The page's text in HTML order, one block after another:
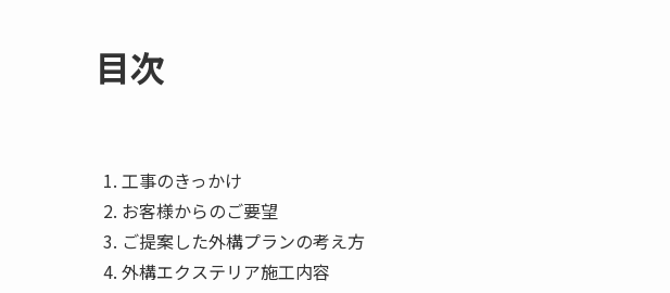
目次
工事のきっかけ
お客様からのご要望
ご提案した外構プランの考え方
外構エクステリア施工内容